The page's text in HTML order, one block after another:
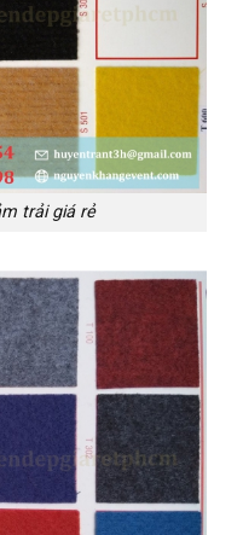
trải giá rẻ